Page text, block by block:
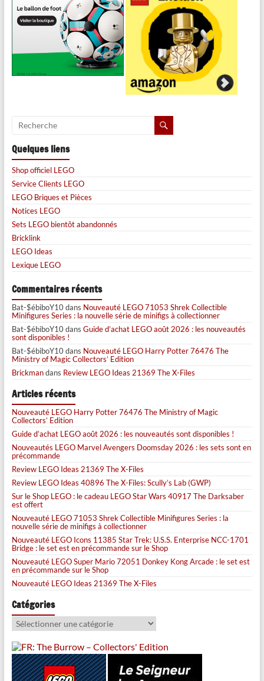
Quelques liens
Shop officiel LEGO
Service Clients LEGO
LEGO Briques et Pièces
Notices LEGO
Sets LEGO bientôt abandonnés
Bricklink
LEGO Ideas
Lexique LEGO
Commentaires récents
Bat-$ébiboY10dans Nouveauté LEGO 71053 Shrek Collectible
Minifigures Series : la nouvelle série de minifigs à collectionner
Bat-$ébiboY10dans Guide d’achat LEGO août 2026 : les nouveautés
sont disponibles !
Bat-$ébiboY10dans Nouveauté LEGO Harry Potter 76476 The
Ministry of Magic Collectors’ Edition
Brickmandans Review LEGO Ideas 21369 The X-Files
Articles récents
Nouveauté LEGO Harry Potter 76476 The Ministry of Magic
Collectors’ Edition
Guide d’achat LEGO août 2026 : les nouveautés sont disponibles !
Nouveautés LEGO Marvel Avengers Doomsday 2026 : les sets sont en
précommande
Review LEGO Ideas 21369 The X-Files
Review LEGO Ideas 40896 The X-Files: Scully’s Lab (GWP)
Sur le Shop LEGO : le cadeau LEGO Star Wars 40917 The Darksaber
est offert
Nouveauté LEGO 71053 Shrek Collectible Minifigures Series : la
nouvelle série de minifigs à collectionner
Nouveauté LEGO Icons 11385 Star Trek: U.S.S. Enterprise NCC-1701
Bridge : le set est en précommande sur le Shop
Nouveauté LEGO Super Mario 72051 Donkey Kong Arcade : le set est
en précommande sur le Shop
Nouveauté LEGO Ideas 21369 The X-Files
Catégories
Catégories